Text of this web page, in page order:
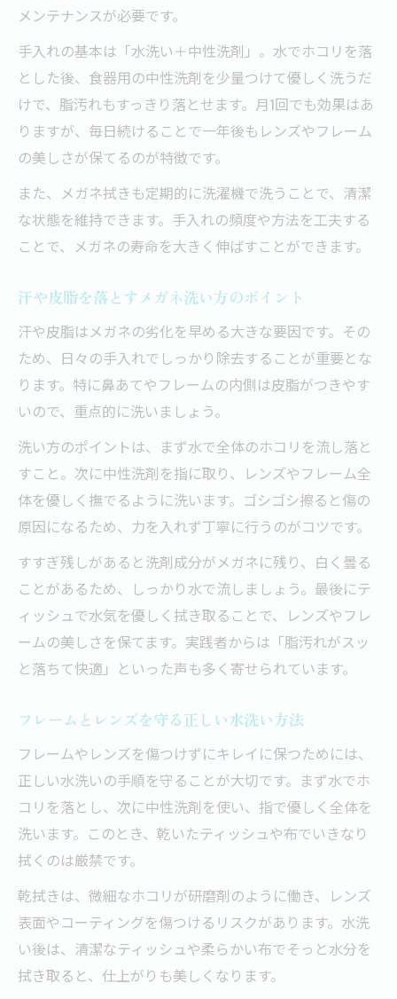
プラスチック製メガネの手入れポイント
金属フレームのメガネ手入れ注意点
特殊素材メガネの水洗い可否を確認する方
法
各素材に合ったメガネ手入れの実践術
素材別メガネ洗いで長持ちを実現する
メンテナンスが必要です。
手入れの基本は「水洗い＋中性洗剤」。水でホコリを落
とした後、食器用の中性洗剤を少量つけて優しく洗うだ
けで、脂汚れもすっきり落とせます。月1回でも効果はあ
りますが、毎日続けることで一年後もレンズやフレーム
の美しさが保てるのが特徴です。
また、メガネ拭きも定期的に洗濯機で洗うことで、清潔
な状態を維持できます。手入れの頻度や方法を工夫する
ことで、メガネの寿命を大きく伸ばすことができます。
汗や皮脂を落とすメガネ洗い方のポイント
汗や皮脂はメガネの劣化を早める大きな要因です。その
ため、日々の手入れでしっかり除去することが重要とな
ります。特に鼻あてやフレームの内側は皮脂がつきやす
いので、重点的に洗いましょう。
洗い方のポイントは、まず水で全体のホコリを流し落と
すこと。次に中性洗剤を指に取り、レンズやフレーム全
体を優しく撫でるように洗います。ゴシゴシ擦ると傷の
原因になるため、力を入れず丁寧に行うのがコツです。
すすぎ残しがあると洗剤成分がメガネに残り、白く曇る
ことがあるため、しっかり水で流しましょう。最後にテ
ィッシュで水気を優しく拭き取ることで、レンズやフレ
ームの美しさを保てます。実践者からは「脂汚れがスッ
と落ちて快適」といった声も多く寄せられています。
フレームとレンズを守る正しい水洗い方法
フレームやレンズを傷つけずにキレイに保つためには、
正しい水洗いの手順を守ることが大切です。まず水でホ
コリを落とし、次に中性洗剤を使い、指で優しく全体を
洗います。このとき、乾いたティッシュや布でいきなり
拭くのは厳禁です。
乾拭きは、微細なホコリが研磨剤のように働き、レンズ
表面やコーティングを傷つけるリスクがあります。水洗
い後は、清潔なティッシュや柔らかい布でそっと水分を
拭き取ると、仕上がりも美しくなります。